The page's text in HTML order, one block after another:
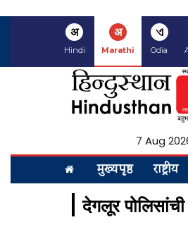
अ
Hindi
अ
Marathi
ଏ
Odia
7 Aug
मुख्यपृष्ठ राष्ट्रीय
देगलूर